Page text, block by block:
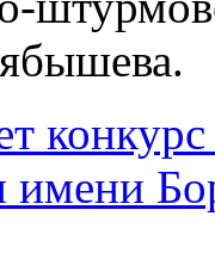
имени